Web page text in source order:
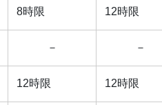
8時限 12時限
－ －
12時限 12時限